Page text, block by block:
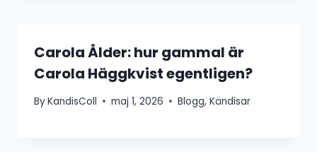
Carola Ålder: hur gammal är
Carola Häggkvist egentligen?
ByKandisColl maj 1, 2026 Blogg,Kändisar